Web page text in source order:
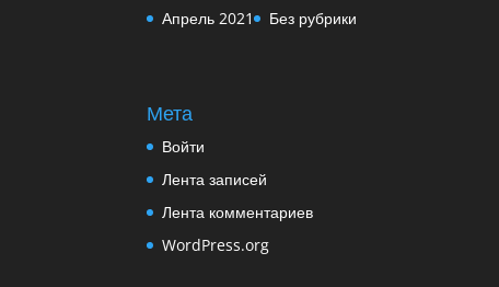
Апрель 2021 Без рубрики
Мета
Войти
Лента записей
Лента комментариев
WordPress.org